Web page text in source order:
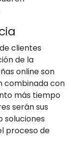
clientes
de la
online son
combinada con
más tiempo
serán sus
soluciones
proceso de